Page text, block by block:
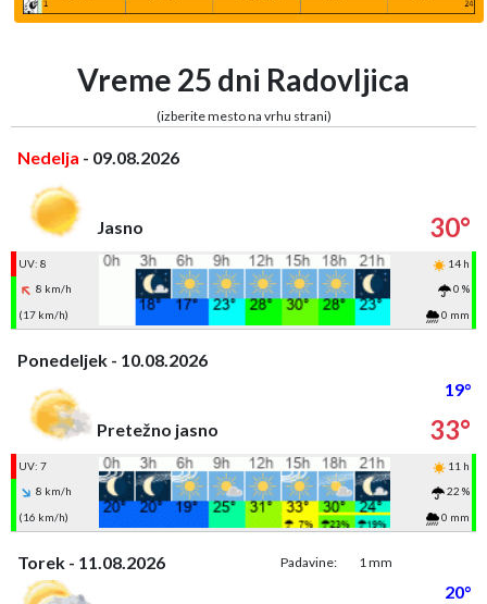
Vreme 25 dni Radovljica
(izberite mesto na vrhu strani)
Nedelja - 09.08.2026
Jasno 30°
UV: 8
14 h
8 km/h
0 %
(17 km/h)
0 mm
Ponedeljek - 10.08.2026
19°
Pretežno jasno
33°
UV: 7
11 h
8 km/h
22 %
(16 km/h)
0 mm
Torek - 11.08.2026 Padavine: 1 mm
20°